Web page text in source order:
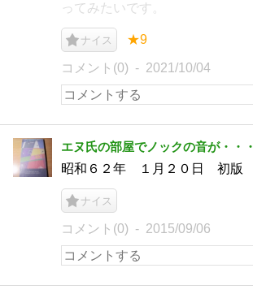
ってみたいです。
ナイス ★9
コメント(0) 2021/10/04
エヌ氏の部屋でノックの音が・・・
昭和６２年 １月２０日 初版
ナイス
コメント(0) 2015/09/06